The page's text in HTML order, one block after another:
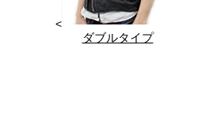
<
ダブルタイプ